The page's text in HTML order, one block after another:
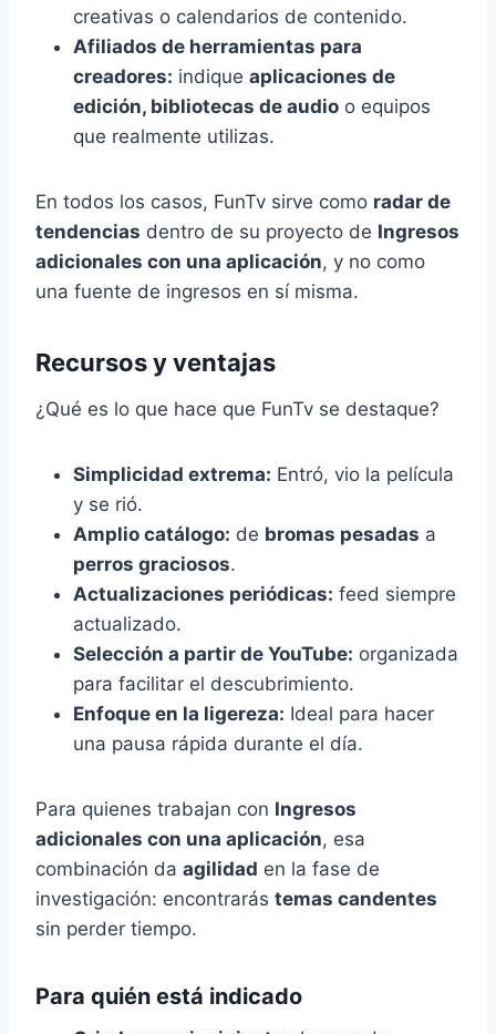
creativas o calendarios de contenido.
Afiliados de herramientas para
creadores: indique aplicaciones de
edición, bibliotecas de audio o equipos
que realmente utilizas.
En todos los casos, FunTv sirve como radar de
tendencias dentro de su proyecto de Ingresos
adicionales con una aplicación, y no como
una fuente de ingresos en sí misma.
Recursos y ventajas
¿Qué es lo que hace que FunTv se destaque?
Simplicidad extrema: Entró, vio la película
y se rió.
Amplio catálogo: de bromas pesadas a
perros graciosos.
Actualizaciones periódicas: feed siempre
actualizado.
Selección a partir de YouTube: organizada
para facilitar el descubrimiento.
Enfoque en la ligereza: Ideal para hacer
una pausa rápida durante el día.
Para quienes trabajan con Ingresos
adicionales con una aplicación, esa
combinación da agilidad en la fase de
investigación: encontrarás temas candentes
sin perder tiempo.
Para quién está indicado